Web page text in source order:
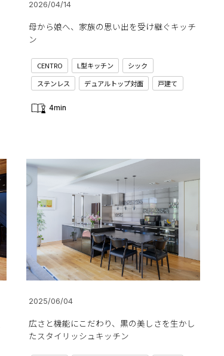
2026/04/14
母から娘へ、家族の思い出を受け継ぐキッチ
ン
CENTRO L型キッチン
シック
ステンレス
デュアルトップ対面 戸建て
4min
2025/06/04
広さと機能にこだわり、黒の美しさを生かし
たスタイリッシュキッチン